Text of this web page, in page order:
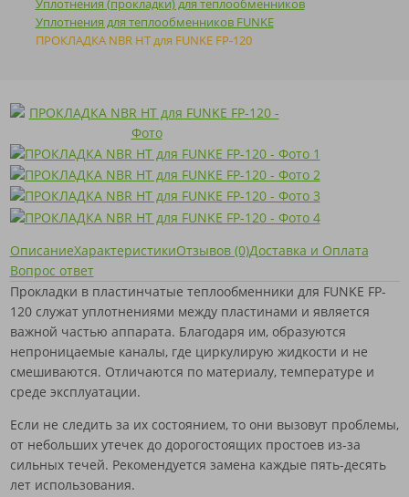
Уплотнения для теплообменников FUNKE
ПРОКЛАДКА NBR HT для FUNKE FP-120
ОписаниеХарактеристикиОтзывов (0)Доставка и Оплата
Вопрос ответ
Прокладки в пластинчатые теплообменники для FUNKE FP-
120 служат уплотнениями между пластинами и является
важной частью аппарата. Благодаря им, образуются
непроницаемые каналы, где циркулирую жидкости и не
смешиваются. Отличаются по материалу, температуре и
среде эксплуатации.
Если не следить за их состоянием, то они вызовут проблемы,
от небольших утечек до дорогостоящих простоев из-за
сильных течей. Рекомендуется замена каждые пять-десять
лет использования.